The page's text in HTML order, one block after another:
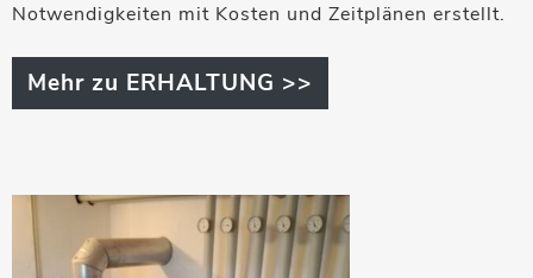
Notwendigkeiten mit Kosten und Zeitplänen erstellt.
Mehr zu ERHALTUNG >>